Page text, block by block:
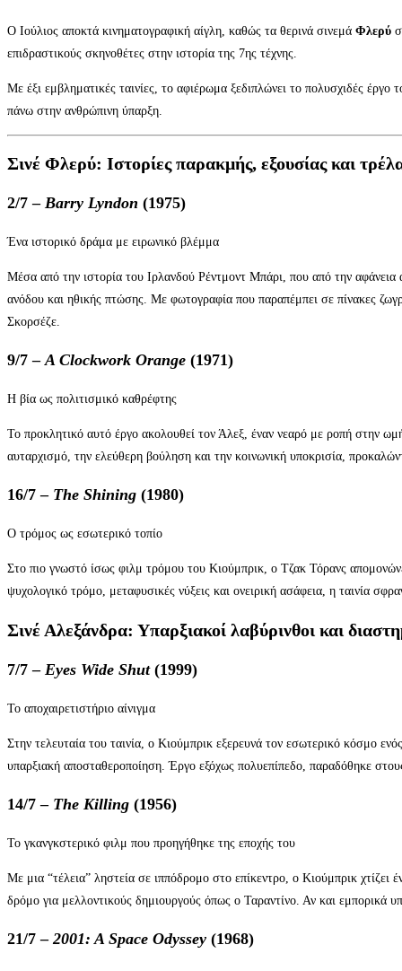
Ο Ιούλιος αποκτά κινηματογραφική αίγλη, καθώς τα θερινά σινεμά Φλερύ
επιδραστικούς σκηνοθέτες στην ιστορία της 7ης τέχνης.
Με έξι εμβληματικές ταινίες, το αφιέρωμα ξεδιπλώνει το πολυσχιδές
πάνω στην ανθρώπινη ύπαρξη.
Σινέ Φλερύ: Ιστορίες παρακμής, εξουσίας και
2/7 – Barry Lyndon (1975)
Ένα ιστορικό δράμα με ειρωνικό βλέμμα
Μέσα από την ιστορία του Ιρλανδού Ρέντμοντ Μπάρι, που από την αφάνεια
ανόδου και ηθικής πτώσης. Με φωτογραφία που παραπέμπει σε πίνακες
Σκορσέζε.
9/7 –A Clockwork Orange (1971)
Η βία ως πολιτισμικό καθρέφτης
Το προκλητικό αυτό έργο ακολουθεί τον Άλεξ, έναν νεαρό με ροπή στην
αυταρχισμό, την ελεύθερη βούληση και την κοινωνική υποκρισία,
16/7 – The Shining (1980)
Ο τρόμος ως εσωτερικό τοπίο
Στο πιο γνωστό ίσως φιλμ τρόμου του Κιούμπρικ, ο Τζακ Τόρανς
ψυχολογικό τρόμο, μεταφυσικές νύξεις και ονειρική ασάφεια, η ταινία
Σινέ Αλεξάνδρα: Υπαρξιακοί λαβύρινθοι και
7/7 – Eyes Wide Shut(1999)
Το αποχαιρετιστήριο αίνιγμα
Στην τελευταία του ταινία, ο Κιούμπρικ εξερευνά τον εσωτερικό κόσμο
υπαρξιακή αποσταθεροποίηση. Έργο εξόχως πολυεπίπεδο, παραδόθηκε
14/7 – The Killing (1956)
Το γκανγκστερικό φιλμ που προηγήθηκε της εποχής του
Με μια “τέλεια” ληστεία σε ιππόδρομο στο επίκεντρο, ο Κιούμπρικ χτίζει
δρόμο για μελλοντικούς δημιουργούς όπως ο Ταραντίνο. Αν και εμπορικά
21/7 –2001: A Space Odyssey (1968)